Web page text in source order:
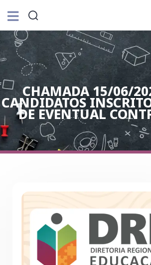
CHAMADA 15/06/
CANDIDATOS
DE EVENTUAL